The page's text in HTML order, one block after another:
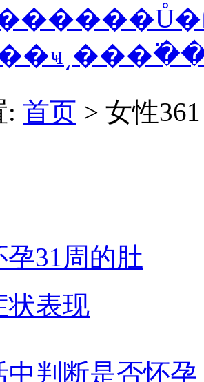
��Ů
͵���߳�
: 首页 > 女性
31周的肚
状表现
中判断是否怀孕